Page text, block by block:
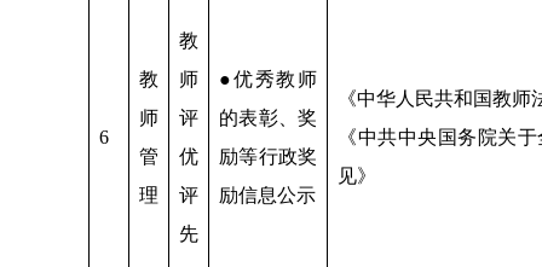
6
教
师
管
理
教
师
评
优
评
先
●优秀教师
的表彰、奖
励等行政奖
励信息公示
《中华人民共和国教师
《中共中央国务院关
见》